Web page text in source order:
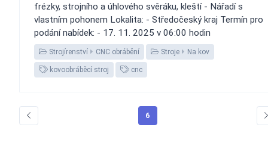
frézky, strojního a úhlového svěráku, kleští - Nářadí s
vlastním pohonem Lokalita: - Středočeský kraj Termín pro
podání nabídek: - 17. 11. 2025 v 06:00 hodin
Strojírenství CNC obrábění Stroje Na kov
kovoobráběcí stroj cnc
6